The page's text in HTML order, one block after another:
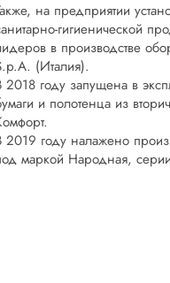
на предприятии
гигиенической
в производстве
(Италия).
2018 году запущена в
и полотенца из
2019 году налажено
маркой Народная,